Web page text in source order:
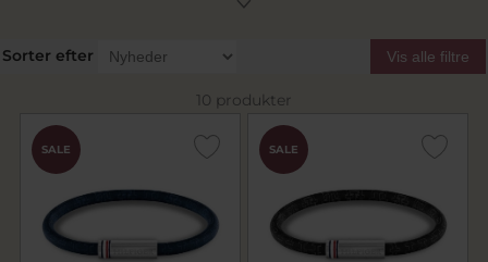
Sorter efter Vis alle filtre
10 produkter
SALE SALE